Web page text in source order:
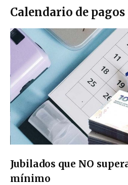
Calendario de
Jubilados que NO
mínimo